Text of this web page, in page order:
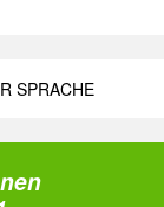
SPRACHE